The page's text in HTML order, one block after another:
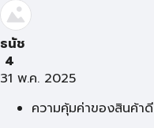
ธนัช
4
31 พ.ค. 2025
ความคุ้มค่าของสินค้าดี